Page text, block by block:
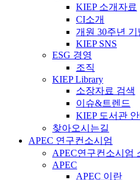
KIEP 소개자료
CI소개
개원 30주년 기
KIEP SNS
ESG 경영
조직
KIEP Library
소장자료 검색
이슈&트렌드
KIEP 도서관 안
찾아오시는길
APEC 연구컨소시엄
APEC연구컨소시엄
APEC
APEC 이란